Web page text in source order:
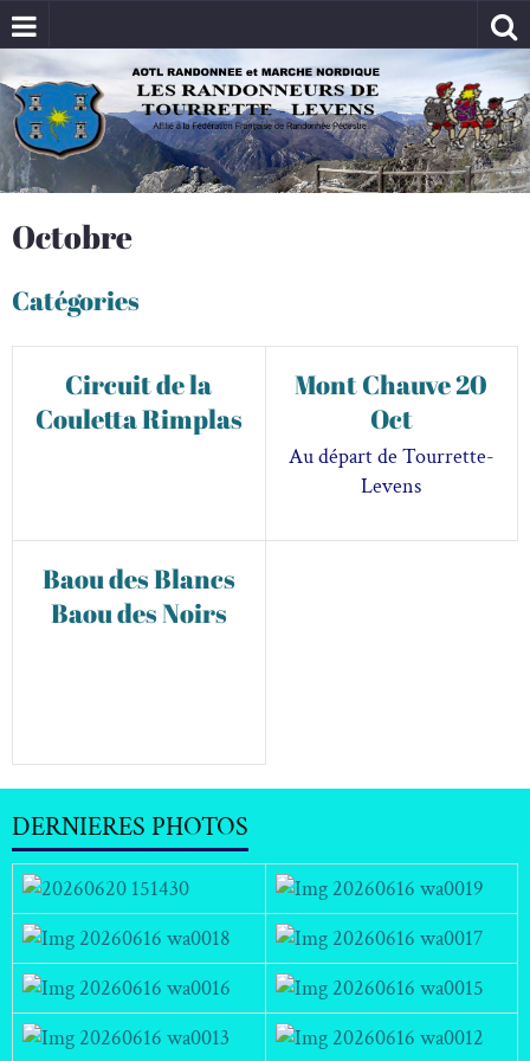
Octobre
Catégories
Circuit de la
Couletta Rimplas
Mont Chauve 20
Oct
Au départ de Tourrette-
Levens
Baou des Blancs
Baou des Noirs
DERNIERES PHOTOS